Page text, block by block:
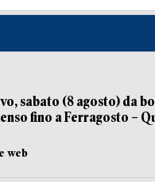
sabato (8 agosto) da
fino a Ferragosto –
web